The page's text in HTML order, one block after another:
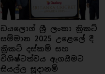
ඩයලොග් ශ්‍රී ලංකා ක්‍රිකට්
සම්මාන 2025 උළෙලේ දී
ක්‍රිකට් දස්කම් සහ
විශිෂ්ටත්වය ඇගයීමට
සියල්ල සූදානම්